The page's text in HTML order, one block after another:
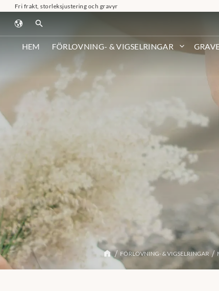
Fri frakt, storleksjustering och gravyr
search
HEM FÖRLOVNING- & VIGSELRINGAR
FÖRLOVNING- & VIGSELRINGAR